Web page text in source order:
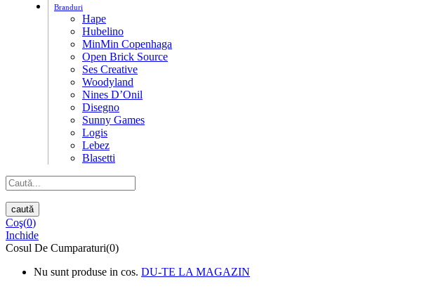
Branduri
Hape
Hubelino
MinMin Copenhaga
Open Brick Source
Ses Creative
Woodyland
Nines D’Onil
Disegno
Sunny Games
Logis
Lebez
Blasetti
caută
Coş(0)
Inchide
Cosul De Cumparaturi(0)
Nu sunt produse in cos. DU-TE LA MAGAZIN